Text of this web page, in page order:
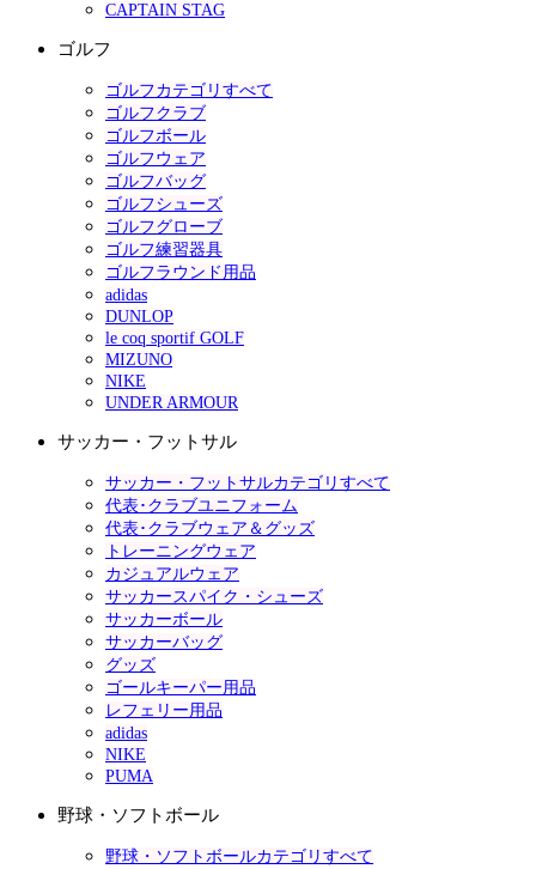
CAPTAIN STAG
ゴルフ
ゴルフカテゴリすべて
ゴルフクラブ
ゴルフボール
ゴルフウェア
ゴルフバッグ
ゴルフシューズ
ゴルフグローブ
ゴルフ練習器具
ゴルフラウンド用品
adidas
DUNLOP
le coq sportif GOLF
MIZUNO
NIKE
UNDER ARMOUR
サッカー・フットサル
サッカー・フットサルカテゴリすべて
代表･クラブユニフォーム
代表･クラブウェア＆グッズ
トレーニングウェア
カジュアルウェア
サッカースパイク・シューズ
サッカーボール
サッカーバッグ
グッズ
ゴールキーパー用品
レフェリー用品
adidas
NIKE
PUMA
野球・ソフトボール
野球・ソフトボールカテゴリすべて